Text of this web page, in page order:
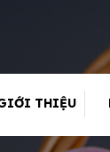
THIỆU